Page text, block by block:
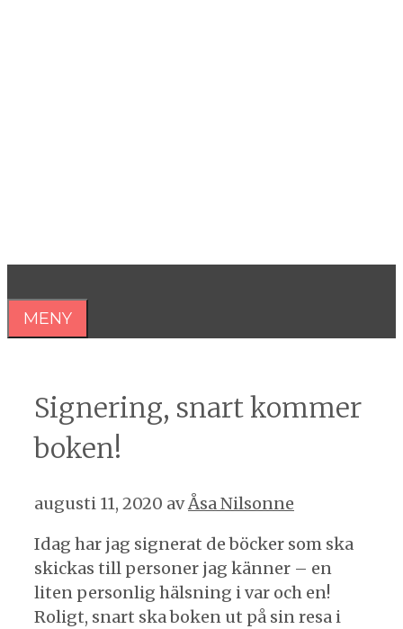
MENY
Signering, snart kommer
boken!
augusti 11, 2020 avÅsa Nilsonne
Idag har jag signerat de böcker som ska
skickas till personer jag känner – en
liten personlig hälsning i var och en!
Roligt, snart ska boken ut på sin resa i